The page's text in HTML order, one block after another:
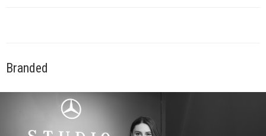
Branded